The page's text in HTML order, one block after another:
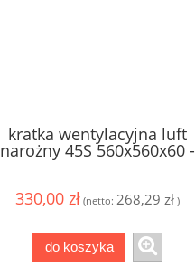
kratka wentylacyjna luft
narożny 45S 560x560x60 -
kolor grafitowy
330,00 zł (netto: 268,29 zł )
do koszyka